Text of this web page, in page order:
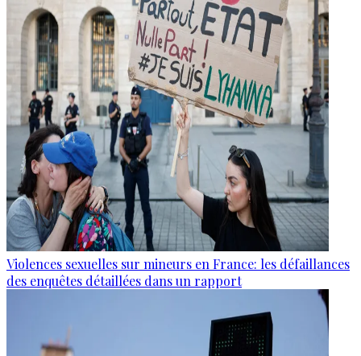
Violences sexuelles sur mineurs en France: les défaillances
des enquêtes détaillées dans un rapport